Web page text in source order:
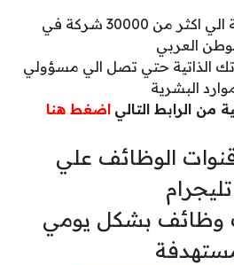
ارسل سيرتك الذاتية الي اكثر من 30000 شركة في
العربي
الذاتية حتي تصل الي مسؤولي
البشرية
من الرابط التالي اضغط هنا
الوظائف علي
تليجرام
وظائف بشكل يومي